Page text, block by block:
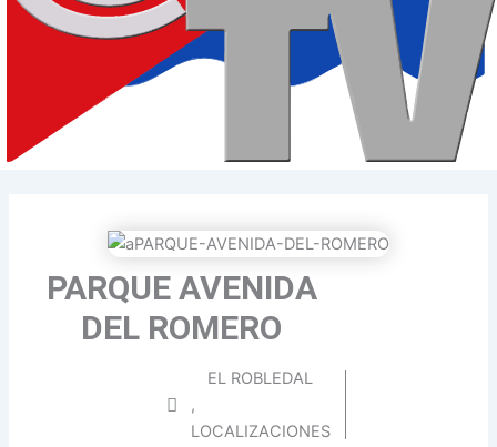
PARQUE AVENIDA
DEL ROMERO
EL ROBLEDAL
,
LOCALIZACIONES